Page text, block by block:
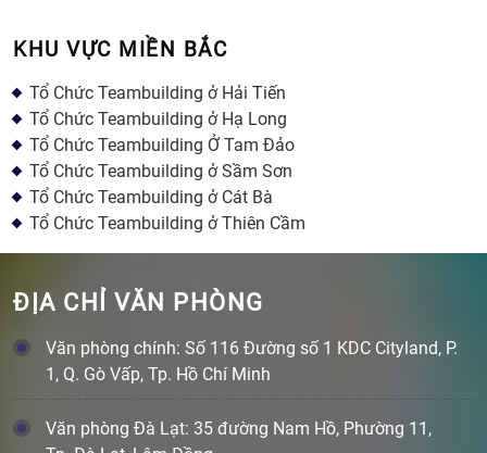
KHU VỰC MIỀN BẮC
Tổ Chức Teambuilding ở Hải Tiến
Tổ Chức Teambuilding ở Hạ Long
Tổ Chức Teambuilding Ở Tam Đảo
Tổ Chức Teambuilding ở Sầm Sơn
Tổ Chức Teambuilding ở Cát Bà
Tổ Chức Teambuilding ở Thiên Cầm
ĐỊA CHỈ VĂN PHÒNG
Văn phòng chính: Số 116 Đường số 1 KDC Cityland, P.
1, Q. Gò Vấp, Tp. Hồ Chí Minh
Văn phòng Đà Lạt: 35 đường Nam Hồ, Phường 11,